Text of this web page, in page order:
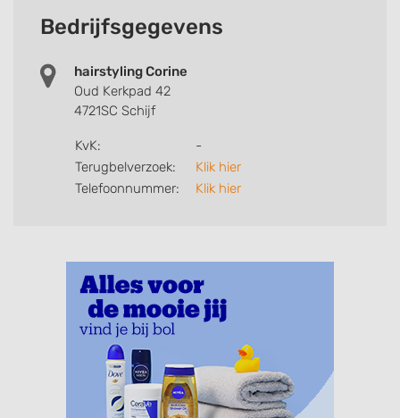
Bedrijfsgegevens
hairstyling Corine
Oud Kerkpad 42
4721SC Schijf
KvK:
-
Terugbelverzoek:
Klik hier
Telefoonnummer:
Klik hier